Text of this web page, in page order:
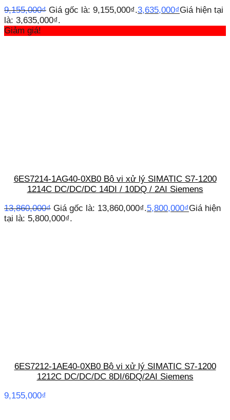
9,155,000₫ Giá gốc là: 9,155,000₫.3,635,000₫Giá hiện tại
là: 3,635,000₫.
Giảm giá!
6ES7214-1AG40-0XB0 Bộ vi xử lý SIMATIC S7-1200
1214C DC/DC/DC 14DI / 10DQ / 2AI Siemens
13,860,000₫ Giá gốc là: 13,860,000₫.5,800,000₫Giá hiện
tại là: 5,800,000₫.
6ES7212-1AE40-0XB0 Bộ vi xử lý SIMATIC S7-1200
1212C DC/DC/DC 8DI/6DQ/2AI Siemens
9,155,000₫